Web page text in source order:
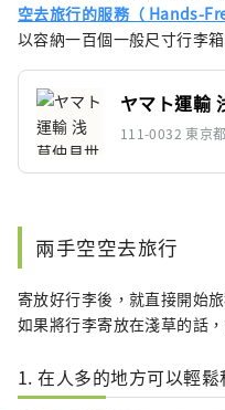
空去旅行的服務（ Hands-
以容納一百個一般尺寸行李
ヤマト運輸
111-0032 東京
兩手空空去旅行
寄放好行李後，就直接開始
如果將行李寄放在淺草的話
1. 在人多的地方可以輕鬆